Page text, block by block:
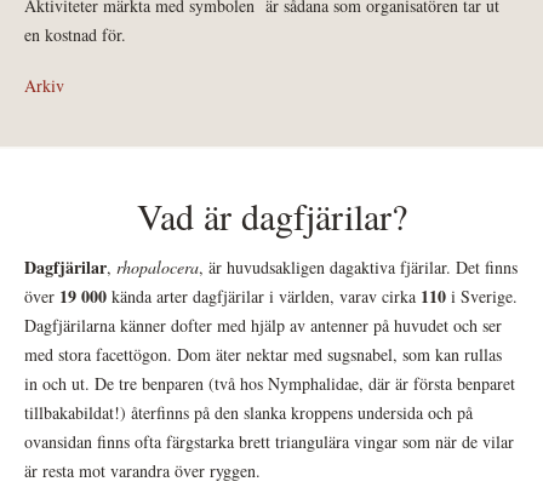
Aktiviteter märkta med symbolen är sådana som organisatören tar ut
en kostnad för.
Arkiv
Vad är dagfjärilar?
Dagfjärilar, rhopalocera, är huvudsakligen dagaktiva fjärilar. Det finns
över 19 000 kända arter dagfjärilar i världen, varav cirka 110 i Sverige.
Dagfjärilarna känner dofter med hjälp av antenner på huvudet och ser
med stora facettögon. Dom äter nektar med sugsnabel, som kan rullas
in och ut. De tre benparen (två hos Nymphalidae, där är första benparet
tillbakabildat!) återfinns på den slanka kroppens undersida och på
ovansidan finns ofta färgstarka brett triangulära vingar som när de vilar
är resta mot varandra över ryggen.